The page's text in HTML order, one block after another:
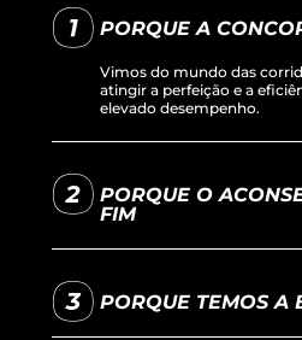
PORQUE A
Vimos do mundo das
atingir a perfeição e a
elevado desempenho.
PORQUE O
FIM
PORQUE TEMOS A